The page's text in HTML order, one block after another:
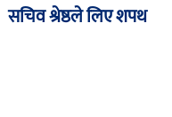
सचिव श्रेष्ठले लिए शपथ